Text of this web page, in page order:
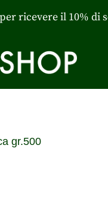
ricevere il 10% di
gr.500